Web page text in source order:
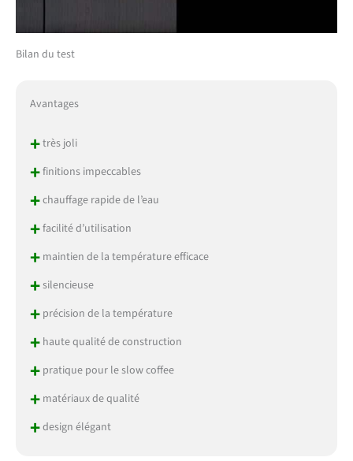
Bilan du test
Avantages
+très joli
+finitions impeccables
+chauffage rapide de l’eau
+facilité d’utilisation
+maintien de la température efficace
+silencieuse
+précision de la température
+haute qualité de construction
+pratique pour le slow coffee
+matériaux de qualité
+design élégant